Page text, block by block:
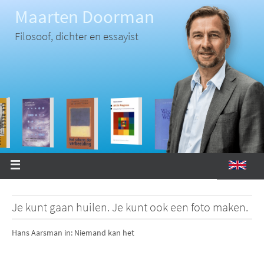
inhoud
Maarten Doorman
Filosoof, dichter en essayist
Je kunt gaan huilen. Je kunt ook een foto maken.
Hans Aarsman in: Niemand kan het